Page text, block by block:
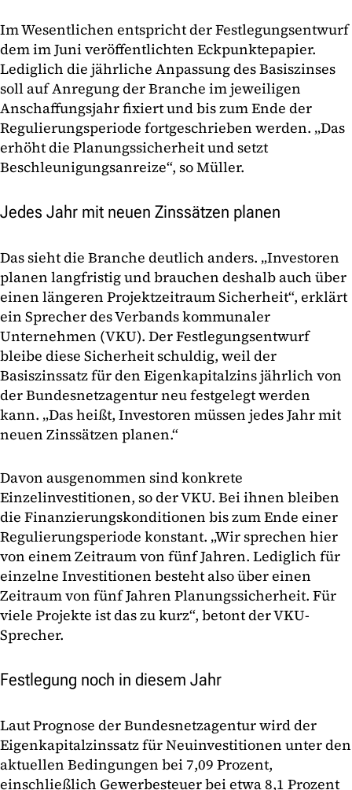
Im Wesentlichen entspricht der Festlegungsentwurf
dem im Juni veröffentlichten Eckpunktepapier.
Lediglich die jährliche Anpassung des Basiszinses
soll auf Anregung der Branche im jeweiligen
Anschaffungsjahr fixiert und bis zum Ende der
Regulierungsperiode fortgeschrieben werden. „Das
erhöht die Planungssicherheit und setzt
Beschleunigungsanreize“, so Müller.
Jedes Jahr mit neuen Zinssätzen planen
Das sieht die Branche deutlich anders. „Investoren
planen langfristig und brauchen deshalb auch über
einen längeren Projektzeitraum Sicherheit“, erklärt
ein Sprecher des Verbands kommunaler
Unternehmen (VKU). Der Festlegungsentwurf
bleibe diese Sicherheit schuldig, weil der
Basiszinssatz für den Eigenkapitalzins jährlich von
der Bundesnetzagentur neu festgelegt werden
kann. „Das heißt, Investoren müssen jedes Jahr mit
neuen Zinssätzen planen.“
Davon ausgenommen sind konkrete
Einzelinvestitionen, so der VKU. Bei ihnen bleiben
die Finanzierungskonditionen bis zum Ende einer
Regulierungsperiode konstant. „Wir sprechen hier
von einem Zeitraum von fünf Jahren. Lediglich für
einzelne Investitionen besteht also über einen
Zeitraum von fünf Jahren Planungssicherheit. Für
viele Projekte ist das zu kurz“, betont der VKU-
Sprecher.
Festlegung noch in diesem Jahr
Laut Prognose der Bundesnetzagentur wird der
Eigenkapitalzinssatz für Neuinvestitionen unter den
aktuellen Bedingungen bei 7,09 Prozent,
einschließlich Gewerbesteuer bei etwa 8,1 Prozent